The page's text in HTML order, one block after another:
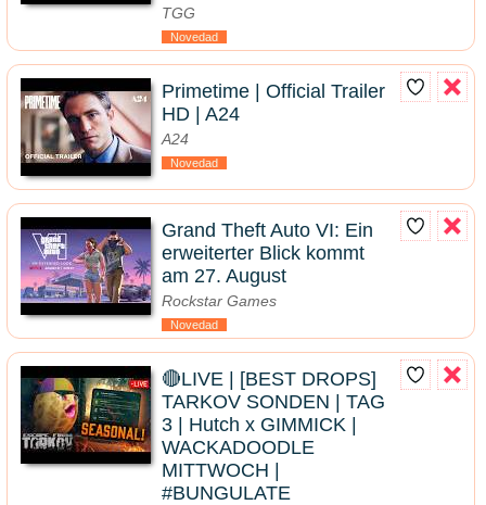
TGG
Novedad
Primetime | Official Trailer
HD | A24
A24
Novedad
Grand Theft Auto VI: Ein
erweiterter Blick kommt
am 27. August
Rockstar Games
Novedad
🔴LIVE | [BEST DROPS]
TARKOV SONDEN | TAG
3 | Hutch x GIMMICK |
WACKADOODLE
MITTWOCH |
#BUNGULATE